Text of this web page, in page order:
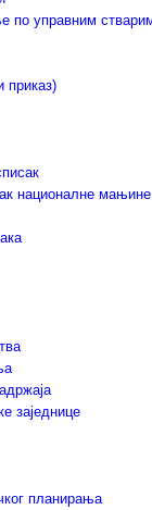
по управним
приказ)
националне мањине
заједнице
планирања